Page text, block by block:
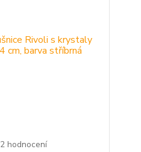
2 hodnocení